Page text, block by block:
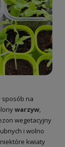
sposób na
warzyw,
wegetacyjny
i wolno
kwiaty